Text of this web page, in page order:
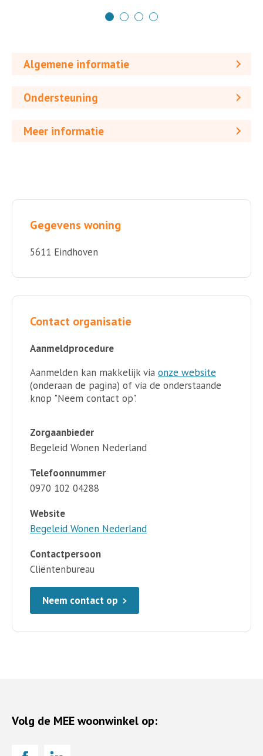
Algemene informatie
Ondersteuning
Meer informatie
Gegevens woning
5611 Eindhoven
Contact organisatie
Aanmeldprocedure
Aanmelden kan makkelijk via onze website
(onderaan de pagina) of via de onderstaande
knop "Neem contact op".
Zorgaanbieder
Begeleid Wonen Nederland
Telefoonnummer
0970 102 04288
Website
Begeleid Wonen Nederland
Contactpersoon
Cliëntenbureau
Neem contact op
Volg de MEE woonwinkel op: